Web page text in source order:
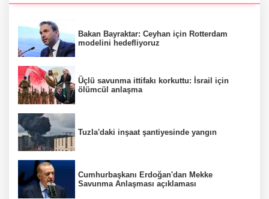
Bakan Bayraktar: Ceyhan için Rotterdam
modelini hedefliyoruz
Üçlü savunma ittifakı korkuttu: İsrail için
ölümcül anlaşma
Tuzla'daki inşaat şantiyesinde yangın
Cumhurbaşkanı Erdoğan'dan Mekke
Savunma Anlaşması açıklaması